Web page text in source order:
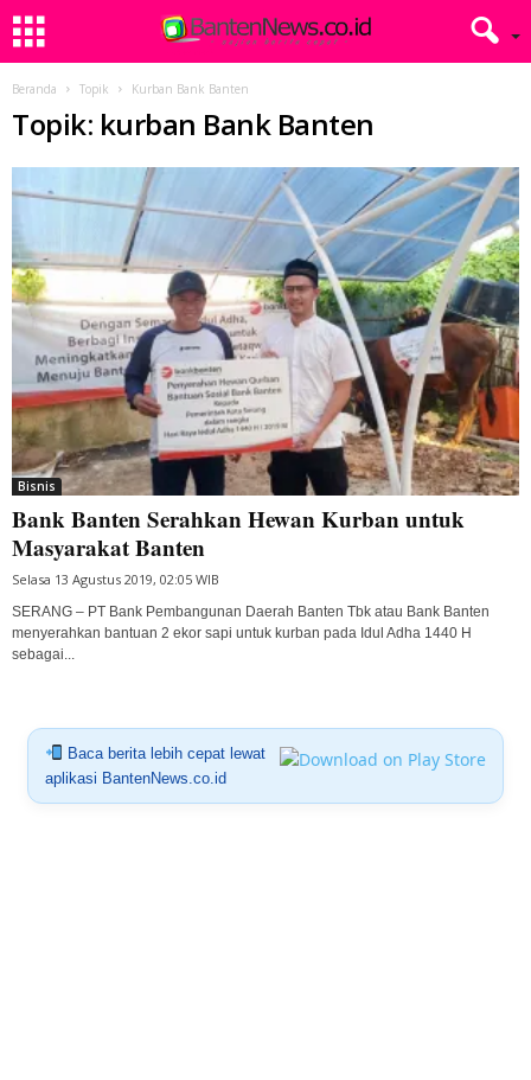
Beranda Topik Kurban Bank Banten
Topik: kurban Bank Banten
Bisnis
Bank Banten Serahkan Hewan Kurban untuk
Masyarakat Banten
Selasa 13 Agustus 2019, 02:05 WIB
SERANG – PT Bank Pembangunan Daerah Banten Tbk atau Bank Banten
menyerahkan bantuan 2 ekor sapi untuk kurban pada Idul Adha 1440 H
sebagai...
Baca berita lebih cepat lewat
aplikasi BantenNews.co.id